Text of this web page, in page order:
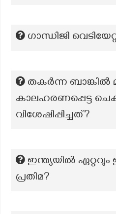
ഗാന്ധിജി
തകർന്ന ബാങ്കിൽ
കാലഹരണപ്പെട്ട
വിശേഷിപ്പിച്ചത്?
ഇന്ത്യയിൽ ഏറ്റവും
പ്രതിമ?